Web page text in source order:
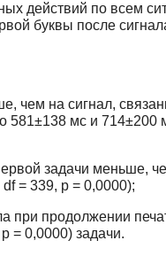
действий по всем
буквы после
чем на сигнал,
581±138 мс и 714±200
задачи меньше,
= 339, p = 0,0000);
при продолжении
= 0,0000) задачи.